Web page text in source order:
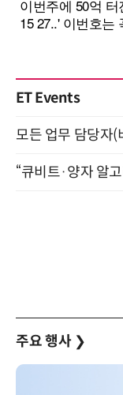
ET Events
주요 행사 ❯